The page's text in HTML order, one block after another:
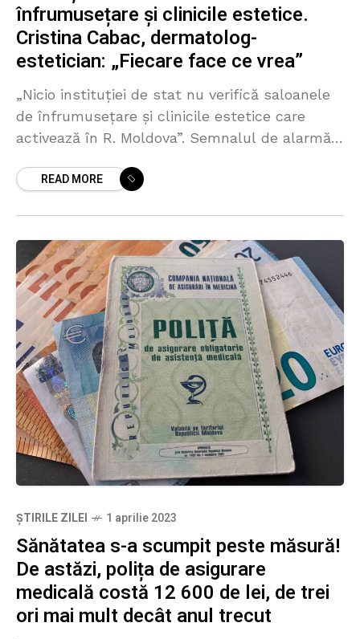
înfrumusețare și clinicile estetice.
Cristina Cabac, dermatolog-
estetician: „Fiecare face ce vrea”
„Nicio instituției de stat nu verifică saloanele
de înfrumusețare și clinicile estetice care
activează în R. Moldova”. Semnalul de alarmă
Cabac, în contextul decesului unei
READ MORE
ȘTIRILE ZILEI 1 aprilie 2023
Sănătatea s-a scumpit peste măsură!
De astăzi, polița de asigurare
medicală costă 12 600 de lei, de trei
ori mai mult decât anul trecut